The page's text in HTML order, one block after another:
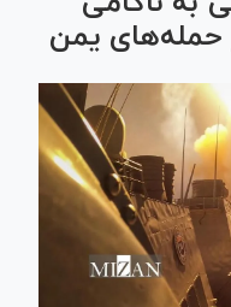
حمله‌های یمن